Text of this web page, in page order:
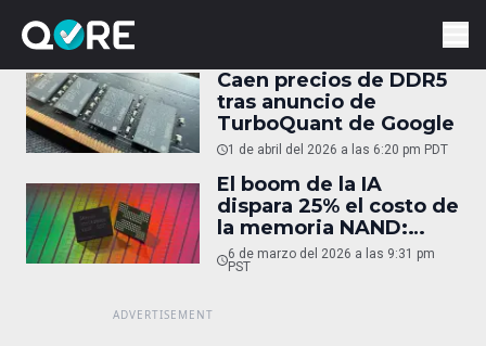
Caen precios de DDR5
tras anuncio de
TurboQuant de Google
1 de abril del 2026 a las 6:20 pm PDT
El boom de la IA
dispara 25% el costo de
la memoria NAND:
celulares y
computadoras subirán
6 de marzo del 2026 a las 9:31 pm
PST